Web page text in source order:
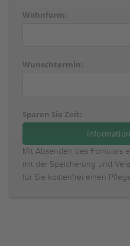
Wohnform:
Wunschtermin:
Sparen Sie Zeit:
Mit Absenden des Fomulars
mit der Speicherung und
für Sie kostenfrei einen